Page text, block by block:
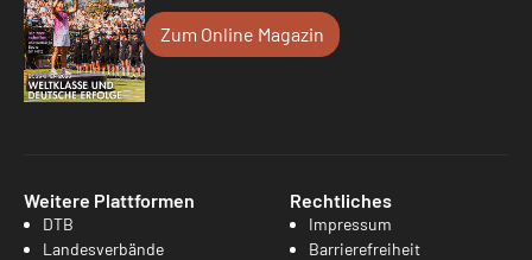
Zum Online Magazin
Weitere Plattformen
DTB
Landesverbände
Rechtliches
Impressum
Barrierefreiheit